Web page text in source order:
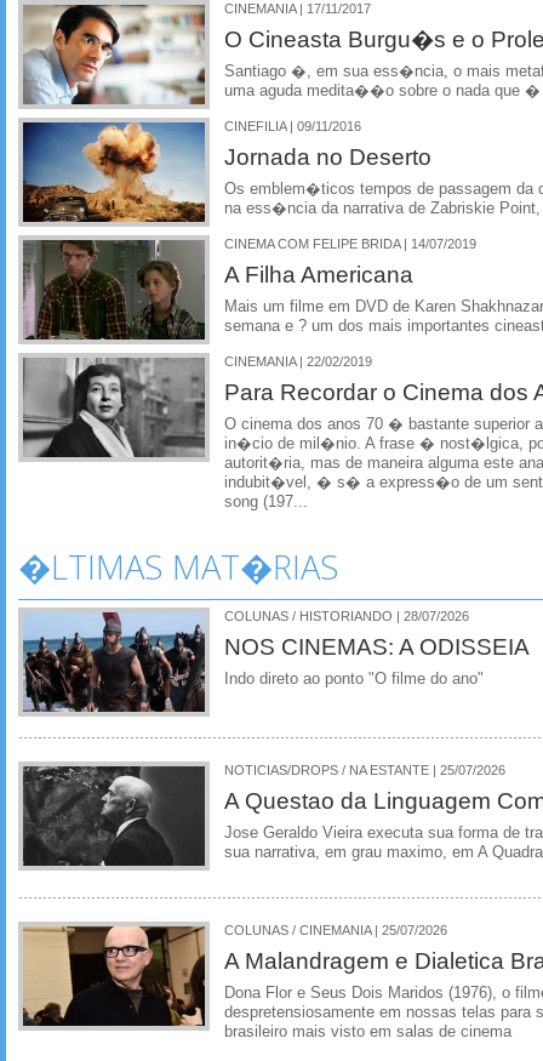
CINEMANIA | 17/11/2017
O Cineasta Burgu�s e o
Santiago �, em sua ess�ncia, o mais
uma aguda medita��o sobre o nada que �
CINEFILIA | 09/11/2016
Jornada no Deserto
Os emblem�ticos tempos de passagem
na ess�ncia da narrativa de Zabriskie
CINEMA COM FELIPE BRIDA | 14/07/2019
A Filha Americana
Mais um filme em DVD de Karen
semana e ? um dos mais importantes
CINEMANIA | 22/02/2019
Para Recordar o Cinema dos
O cinema dos anos 70 � bastante superior
in�cio de mil�nio. A frase � nost�lgica,
autorit�ria, mas de maneira alguma este
indubit�vel, � s� a express�o de um
song (197...
�LTIMAS MAT�RIAS
COLUNAS / HISTORIANDO | 28/07/2026
NOS CINEMAS: A ODISSEIA
Indo direto ao ponto "O filme do ano"
NOTICIAS/DROPS / NA ESTANTE | 25/07/2026
A Questao da Linguagem
Jose Geraldo Vieira executa sua forma de
sua narrativa, em grau maximo, em A
COLUNAS / CINEMANIA | 25/07/2026
A Malandragem e Dialetica
Dona Flor e Seus Dois Maridos (1976), o
despretensiosamente em nossas telas para
brasileiro mais visto em salas de cinema